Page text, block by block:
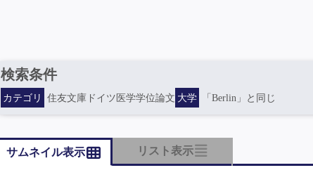
検索条件
カテゴリ 住友文庫ドイツ医学学位論文 大学 「Berlin」と同じ
サムネイル表示 リスト表示